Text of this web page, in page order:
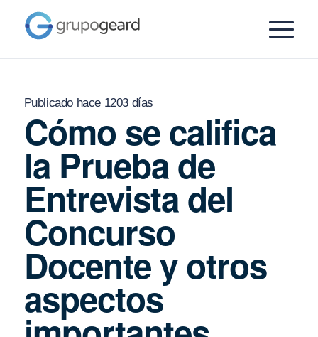
Publicado hace 1203 días
Cómo se califica
la Prueba de
Entrevista del
Concurso
Docente y otros
aspectos